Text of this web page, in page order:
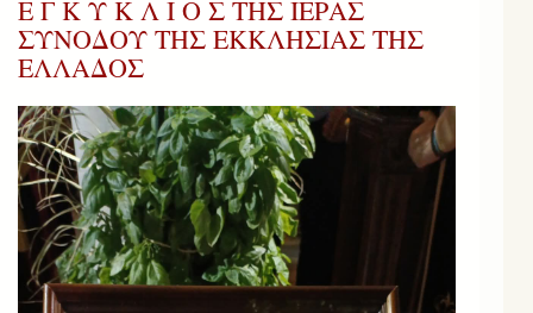
Ε Γ Κ Υ Κ Λ Ι Ο Σ ΤΗΣ ΙΕΡΑΣ
ΣΥΝΟΔΟΥ ΤΗΣ ΕΚΚΛΗΣΙΑΣ ΤΗΣ
ΕΛΛΑΔΟΣ